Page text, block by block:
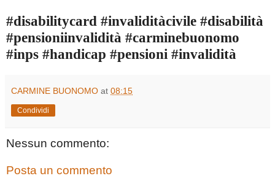
#disabilitycard #invaliditàcivile #disabilità
#pensioniinvalidità #carminebuonomo
#inps #handicap #pensioni #invalidità
CARMINE BUONOMO at 08:15
Condividi
Nessun commento:
Posta un commento